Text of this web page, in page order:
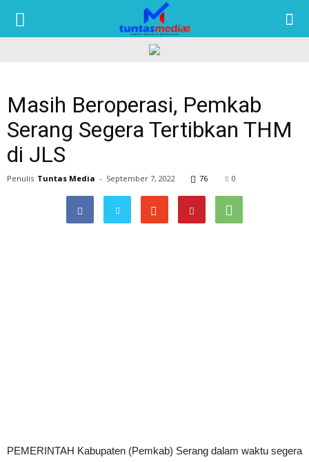
Masih Beroperasi, Pemkab
Serang Segera Tertibkan THM
di JLS
Penulis Tuntas Media - September 7, 2022 76 0
PEMERINTAH Kabupaten (Pemkab) Serang dalam waktu segera